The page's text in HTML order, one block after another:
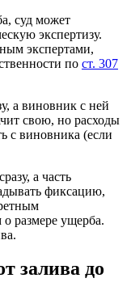
суд может
экспертизу.
экспертами,
по ст. 307
а виновник с ней
свою, но расходы
с виновника (если
а часть
фиксацию,
размере ущерба.
залива до